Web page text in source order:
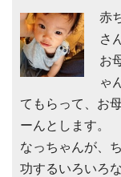
赤
さ
お
ゃ
てもらって、お
ーんとします。
なっちゃんが、
功するいろいろ